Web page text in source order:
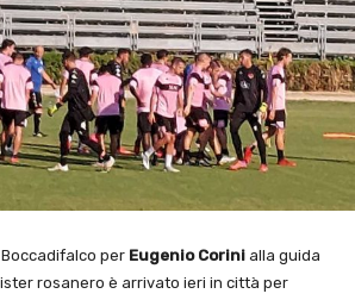
per Eugenio Corini alla guida
rosanero è arrivato ieri in città per